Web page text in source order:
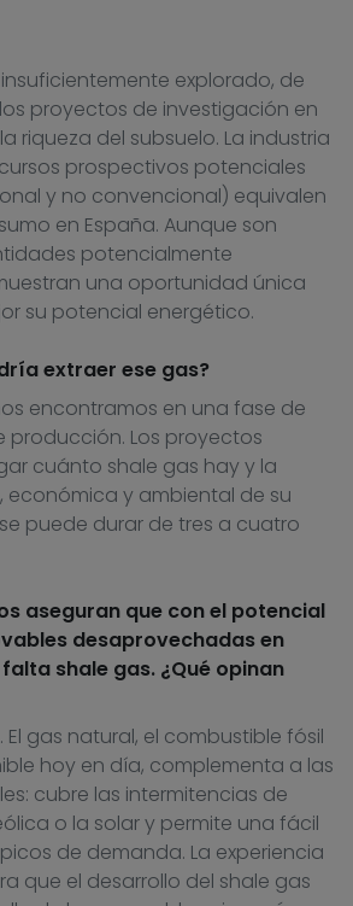
explorado, de
proyectos de investigación en
riqueza del subsuelo. La industria
prospectivos potenciales
y no convencional) equivalen
en España. Aunque son
potencialmente
una oportunidad única
su potencial energético.
extraer ese gas?
encontramos en una fase de
producción. Los proyectos
cuánto shale gas hay y la
económica y ambiental de su
puede durar de tres a cuatro
aseguran que con el potencial
desaprovechadas en
shale gas. ¿Qué opinan
El gas natural, el combustible fósil
hoy en día, complementa a las
cubre las intermitencias de
o la solar y permite una fácil
de demanda. La experiencia
que el desarrollo del shale gas